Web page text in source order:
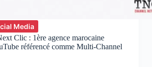
Media
Clic : 1ère agence marocaine
référencé comme Multi-Channel